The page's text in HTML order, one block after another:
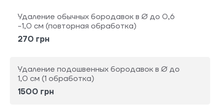
Удаление обычных бородавок в Ø до 0,6
-1,0 см (повторная обработка)
270 грн
Удаление подошвенных бородавок в Ø до
1,0 см (1 обработка)
1500 грн